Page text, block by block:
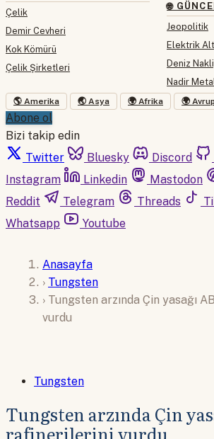
Çelik
Demir Cevheri
Kok Kömürü
Çelik Şirketleri
🌐
Jeopolitik
Elektrik
Deniz
Nadir
🌎 Amerika 🌏 Asya 🌍 Afrika 🌍
Abone ol
Bizi takip edin
Twitter
Bluesky Discord
Instagram
Linkedin Mastodon
Reddit
Telegram Threads
Whatsapp
Youtube
Anasayfa
› Tungsten
› Tungsten arzında Çin yasağı
vurdu
Tungsten
Tungsten arzında Çin
rafinerilerini vurdu